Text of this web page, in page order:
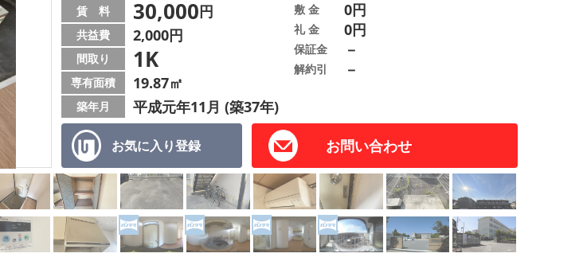
お気に入り登録 お問い合わせ
賃 料 30,000円
共益費 2,000円
間取り 1K
専有面積 19.87㎡
築年月 平成元年11月 (築37年)
敷 金 0円
礼 金 0円
保証金 －
解約引 －